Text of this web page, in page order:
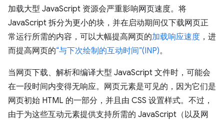
加载大型 JavaScript 资源会严重影响网页速度。将
JavaScript 拆分为更小的块，并在启动期间仅下载网页正
常运行所需的内容，可以大幅提高网页的加载响应速度 ，进
而提高网页的“与下次绘制的互动时间”(INP)。
当网页下载、解析和编译大型 JavaScript 文件时，可能会
在一段时间内变得无响应。网页元素是可见的，因为它们是
网页初始 HTML 的一部分，并且由 CSS 设置样式。不过，
由于为这些互动元素提供支持所需的 JavaScript（以及网